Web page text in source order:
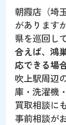
朝霞店（埼
があります
県を巡回し
合えば、鴻
応できる場
吹上駅周辺
庫・洗濯機
買取相談に
事前相談が